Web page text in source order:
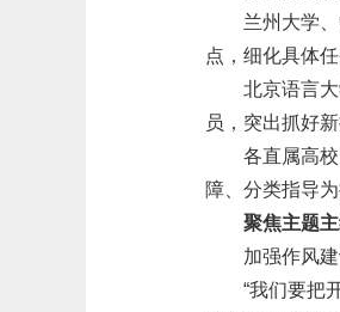
兰州大学
点，细化具体
北京语言
员，突出抓好
各直属高
障、分类指导
聚焦主题
加强作风
“我们要把